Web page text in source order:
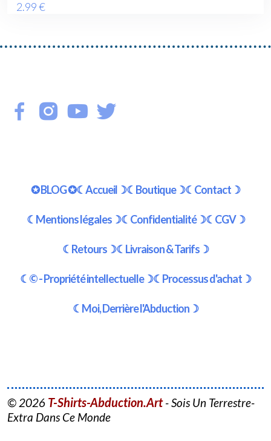
2.99€
✪ BLOG ✪☾Accueil☽☾Boutique☽☾Contact☽
☾Mentions légales☽☾Confidentialité☽☾CGV☽
☾Retours☽☾Livraison & Tarifs☽
☾© - Propriété intellectuelle☽☾Processus d'achat☽
☾Moi, Derrière l'Abduction☽
© 2026 T-Shirts-Abduction.Art- Sois Un Terrestre-
Extra Dans Ce Monde